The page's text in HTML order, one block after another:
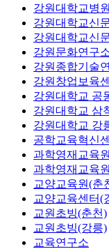
강원대학교병원
강원대학교신
강원대학교신
강원문화연구
강원종합기술
강원창업보육
강원대학교 공
강원대학교 삼
강원대학교 강
공학교육혁신
과학영재교육원
과학영재교육
교양교육원(춘
교양교육센터(
교원초빙(춘천)
교원초빙(강릉)
교육연구소